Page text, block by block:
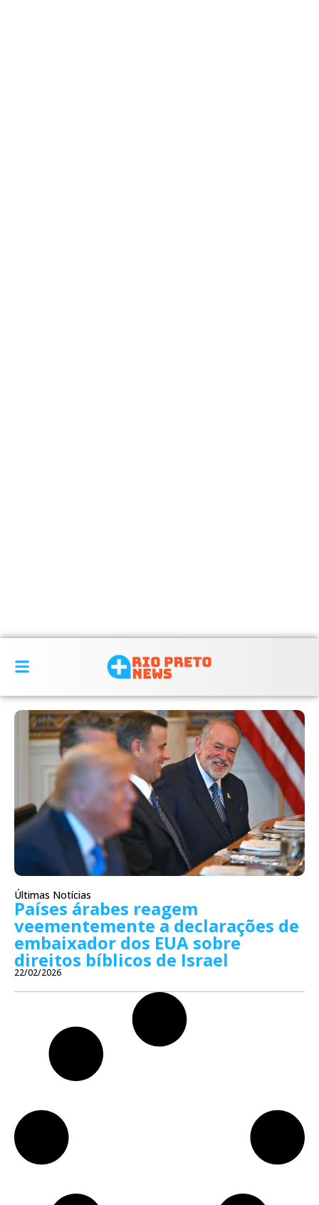
Últimas Notícias
Países árabes reagem
veementemente a declarações de
embaixador dos EUA sobre
direitos bíblicos de Israel
22/02/2026